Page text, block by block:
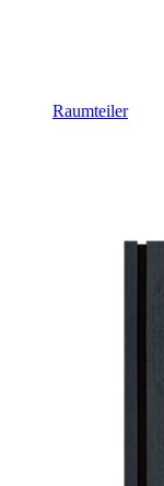
Raumteiler